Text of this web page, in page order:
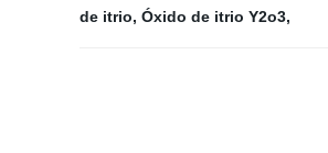
de itrio, Óxido de itrio Y2o3,